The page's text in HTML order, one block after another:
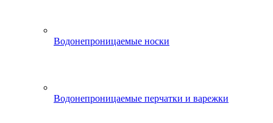
Водонепроницаемые носки
Водонепроницаемые перчатки и варежки